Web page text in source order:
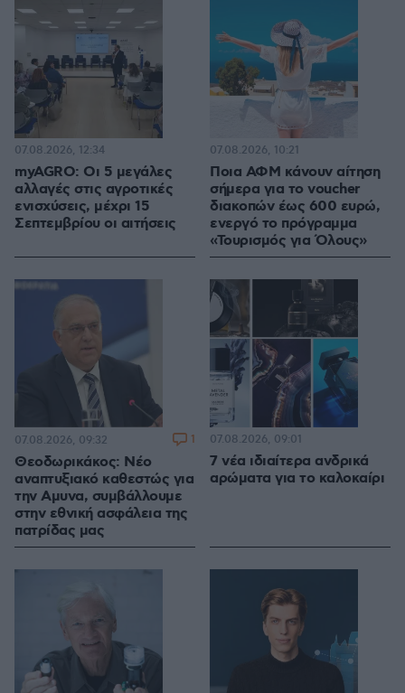
myAGRO: Οι 5 μεγάλες
αλλαγές στις αγροτικές
ενισχύσεις, μέχρι 15
Σεπτεμβρίου οι αιτήσεις
07.08.2026, 12:34
Ποια ΑΦΜ κάνουν αίτηση
σήμερα για το voucher
διακοπών έως 600 ευρώ,
ενεργό το πρόγραμμα
«Τουρισμός για Όλους»
07.08.2026, 10:21
Θεοδωρικάκος: Νέο
αναπτυξιακό καθεστώς για
την Αμυνα, συμβάλλουμε
στην εθνική ασφάλεια της
πατρίδας μας
07.08.2026, 09:32 1
7 νέα ιδιαίτερα ανδρικά
αρώματα για το καλοκαίρι
07.08.2026, 09:01